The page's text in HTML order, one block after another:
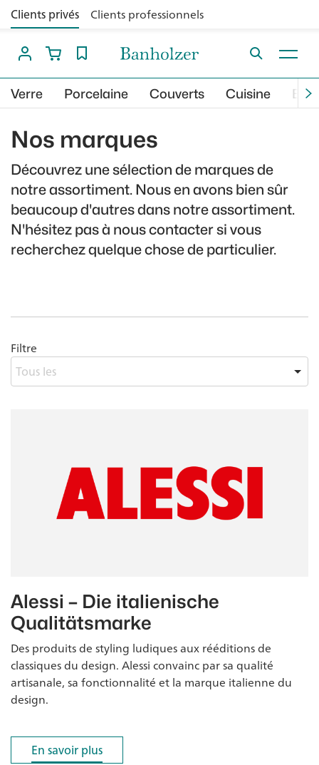
Clients privés Clients professionnels
Verre Porcelaine Couverts Cuisine Bar
Nos marques
Découvrez une sélection de marques de
notre assortiment. Nous en avons bien sûr
beaucoup d'autres dans notre assortiment.
N'hésitez pas à nous contacter si vous
recherchez quelque chose de particulier.
Filtre
Alessi – Die italienische
Qualitätsmarke
Des produits de styling ludiques aux rééditions de
classiques du design. Alessi convainc par sa qualité
artisanale, sa fonctionnalité et la marque italienne du
design.
En savoir plus
En savoir plus